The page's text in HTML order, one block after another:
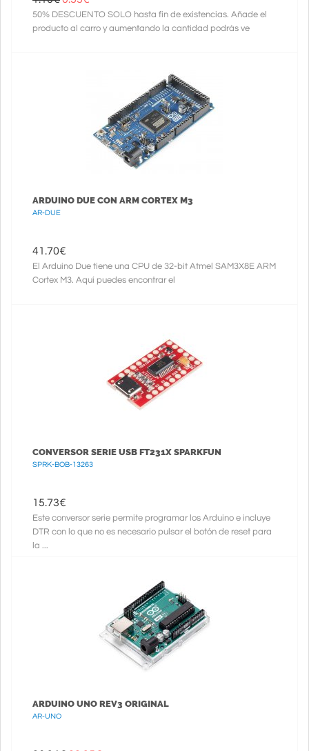
50% DESCUENTO SOLO hasta fin de existencias. Añade el
producto al carro y aumentando la cantidad podrás ve
ARDUINO DUE CON ARM CORTEX M3
AR-DUE
41.70€
El Arduino Due tiene una CPU de 32-bit Atmel SAM3X8E ARM
Cortex M3. Aquí puedes encontrar el
CONVERSOR SERIE USB FT231X SPARKFUN
SPRK-BOB-13263
15.73€
Este conversor serie permite programar los Arduino e incluye
DTR con lo que no es necesario pulsar el botón de reset para
la ...
ARDUINO UNO REV3 ORIGINAL
AR-UNO